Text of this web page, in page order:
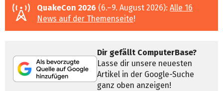
QuakeCon 2026 (6.–9. August 2026): Alle 16
News auf der Themenseite!
Dir gefällt ComputerBase?
Lasse dir unsere neuesten
Artikel in der Google-Suche
ganz oben anzeigen!